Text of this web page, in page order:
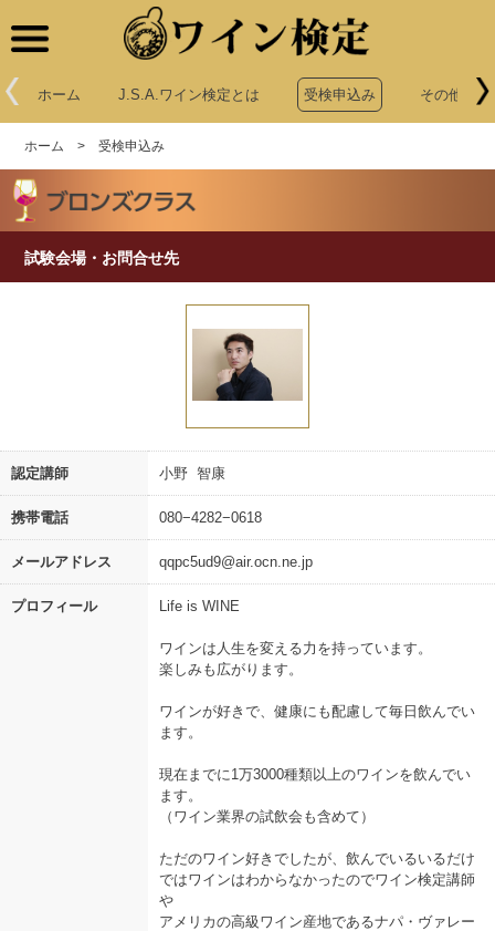
ホーム J.S.A.ワイン検定とは 受検申込み その他申込
ホーム >受検申込み
試験会場・お問合せ先
認定講師 小野 智康
携帯電話 080−4282−0618
メールアドレス qqpc5ud9@air.ocn.ne.jp
プロフィール Life is WINE
ワインは人生を変える力を持っています。
楽しみも広がります。
ワインが好きで、健康にも配慮して毎日飲んでい
ます。
現在までに1万3000種類以上のワインを飲んでい
ます。
（ワイン業界の試飲会も含めて）
ただのワイン好きでしたが、飲んでいるいるだけ
ではワインはわからなかったのでワイン検定講師
や
アメリカの高級ワイン産地であるナパ・ヴァレー